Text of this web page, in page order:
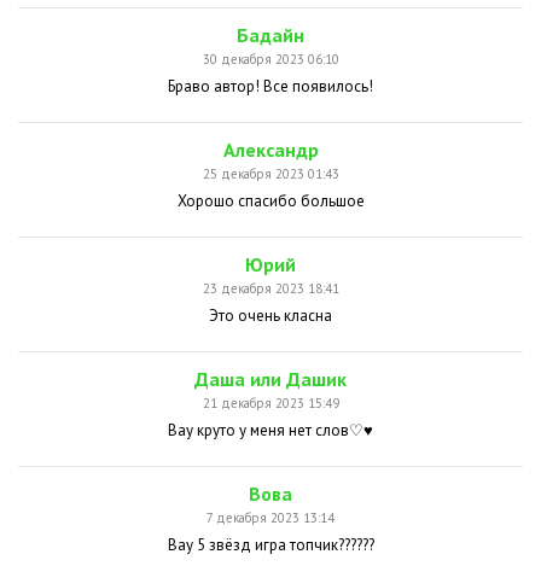
Бадайн
30 декабря 2023 06:10
Браво автор! Все появилось!
Александр
25 декабря 2023 01:43
Хорошо спасибо большое
Юрий
23 декабря 2023 18:41
Это очень класна
Даша или Дашик
21 декабря 2023 15:49
Вау круто у меня нет слов♡♥
Вова
7 декабря 2023 13:14
Вау 5 звёзд игра топчик??????